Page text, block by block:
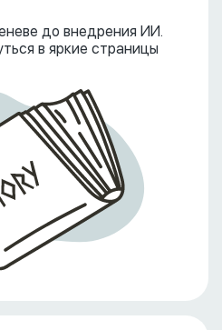
до внедрения ИИ.
в яркие страницы